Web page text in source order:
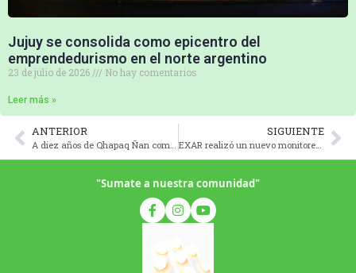
Jujuy se consolida como epicentro del
emprendedurismo en el norte argentino
23 de julio de 2026 No hay comentarios
Leer más »
ANTERIOR
A diez años de Qhapaq Ñan como Patrimonio Mundial: el Gobernador recibió a la comitiva del Sistema Vial Andino
SIGUIENTE
EXAR realizó un nuevo monitoreo ambiental participativo
"Sumate a nuestra comunidad"